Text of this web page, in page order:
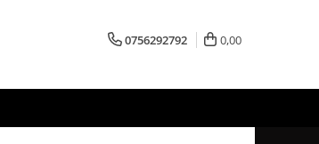
0756292792 0,00